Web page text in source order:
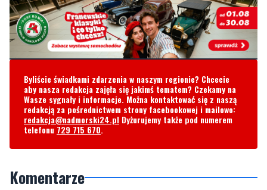
Byliście świadkami zdarzenia w naszym regionie? Chcecie
aby nasza redakcja zajęła się jakimś tematem? Czekamy na
Wasze sygnały i informacje. Można kontaktować się z naszą
redakcją za pośrednictwem strony facebookowej i mailowo:
redakcja@nadmorski24.pl Dyżurujemy także pod numerem
telefonu 729 715 670.
Komentarze